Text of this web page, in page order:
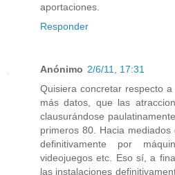
aportaciones.
Responder
Anónimo 2/6/11, 17:31
Quisiera concretar respecto
más datos, que las
clausurándose
primeros 80. Hacia
definitivamente por
videojuegos etc. Eso sí, a
las instalaciones